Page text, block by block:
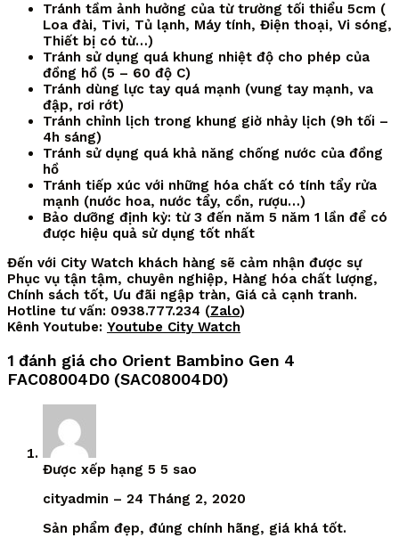
Tránh tầm ảnh hưởng của từ trường tối thiểu 5cm (
Loa đài, Tivi, Tủ lạnh, Máy tính, Điện thoại, Vi sóng,
Thiết bị có từ…)
Tránh sử dụng quá khung nhiệt độ cho phép của
đồng hồ (5 – 60 độ C)
Tránh dùng lực tay quá mạnh (vung tay mạnh, va
đập, rơi rớt)
Tránh chỉnh lịch trong khung giờ nhảy lịch (9h tối –
4h sáng)
Tránh sử dụng quá khả năng chống nước của đồng
hồ
Tránh tiếp xúc với những hóa chất có tính tẩy rửa
mạnh (nước hoa, nước tẩy, cồn, rượu…)
Bảo dưỡng định kỳ: từ 3 đến năm 5 năm 1 lần để có
được hiệu quả sử dụng tốt nhất
Đến với City Watch khách hàng sẽ cảm nhận được sự
Phục vụ tận tậm, chuyên nghiệp, Hàng hóa chất lượng,
Chính sách tốt, Ưu đãi ngập tràn, Giá cả cạnh tranh.
Hotline tư vấn: 0938.777.234 (Zalo)
Kênh Youtube: Youtube City Watch
1 đánh giá cho Orient Bambino Gen 4
FAC08004D0 (SAC08004D0)
Được xếp hạng 5 5 sao
cityadmin – 24 Tháng 2, 2020
Sản phẩm đẹp, đúng chính hãng, giá khá tốt.